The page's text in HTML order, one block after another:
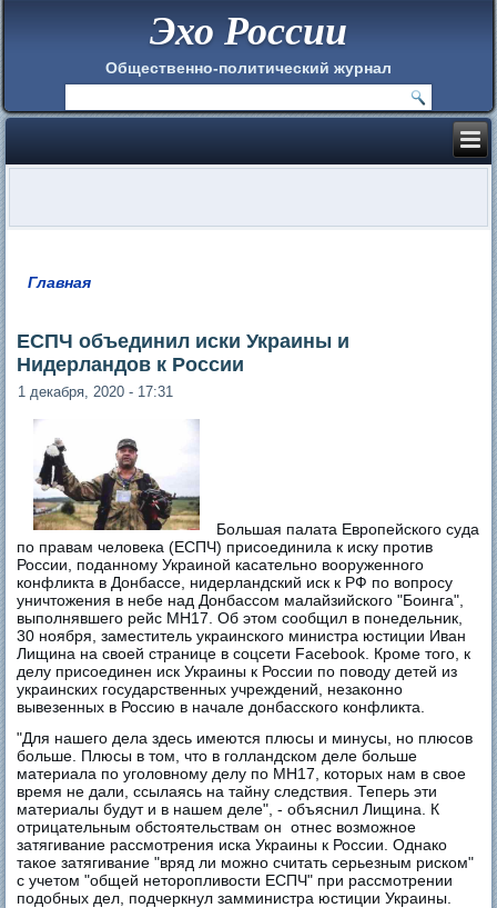
Эхо России
Общественно-политический журнал
Главная
ЕСПЧ объединил иски Украины и
Нидерландов к России
1 декабря, 2020 - 17:31
Большая палата Европейского суда
по правам человека (ЕСПЧ) присоединила к иску против
России, поданному Украиной касательно вооруженного
конфликта в Донбассе, нидерландский иск к РФ по вопросу
уничтожения в небе над Донбассом малайзийского "Боинга",
выполнявшего рейс MH17. Об этом сообщил в понедельник,
30 ноября, заместитель украинского министра юстиции Иван
Лищина на своей странице в соцсети Facebook. Кроме того, к
делу присоединен иск Украины к России по поводу детей из
украинских государственных учреждений, незаконно
вывезенных в Россию в начале донбасского конфликта.
"Для нашего дела здесь имеются плюсы и минусы, но плюсов
больше. Плюсы в том, что в голландском деле больше
материала по уголовному делу по MH17, которых нам в свое
время не дали, ссылаясь на тайну следствия. Теперь эти
материалы будут и в нашем деле", - объяснил Лищина. К
отрицательным обстоятельствам он отнес возможное
затягивание рассмотрения иска Украины к России. Однако
такое затягивание "вряд ли можно считать серьезным риском"
с учетом "общей неторопливости ЕСПЧ" при рассмотрении
подобных дел, подчеркнул замминистра юстиции Украины.